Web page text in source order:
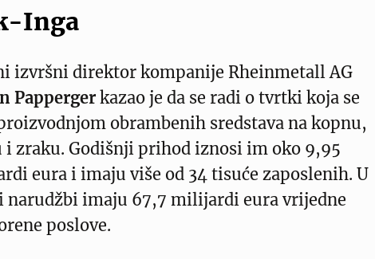
Inga
izvršni direktor kompanije Rheinmetall AG
Papperger kazao je da se radi o tvrtki koja se
obrambenih sredstava na kopnu,
i zraku. Godišnji prihod iznosi im oko 9,95
eura i imaju više od 34 tisuće zaposlenih. U
narudžbi imaju 67,7 milijardi eura vrijedne
poslove.